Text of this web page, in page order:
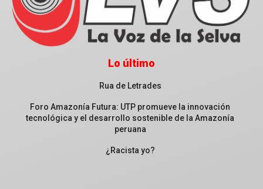
Lo último
Rua de Letrades
Foro Amazonía Futura: UTP promueve la innovación
tecnológica y el desarrollo sostenible de la Amazonía
peruana
¿Racista yo?